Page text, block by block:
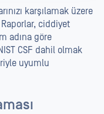
karşılamak üzere
ciddiyet
adına göre
CSF dahil olmak
uyumlu